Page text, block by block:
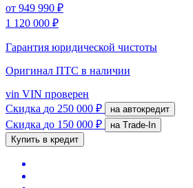
от 949 990 ₽
1 120 000 ₽
Гарантия юридической чистоты
Оригинал ПТС в наличии
vin VIN проверен
Скидка до 250 000 ₽ на автокредит
Скидка до 150 000 ₽
на Trade-In
Купить в кредит